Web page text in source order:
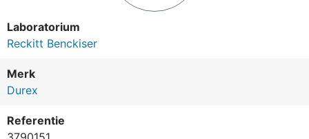
Laboratorium
Reckitt Benckiser
Merk
Durex
Referentie